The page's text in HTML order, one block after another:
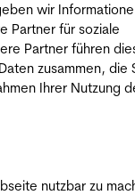
wir
Partner für soziale
Partner führen
zusammen, die
Ihrer Nutzung
nutzbar zu